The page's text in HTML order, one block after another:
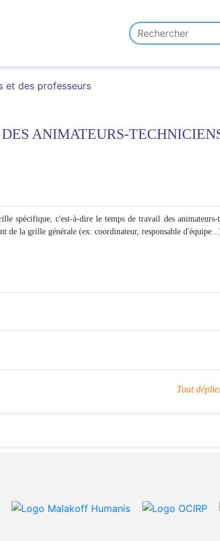
et des professeurs
ANIMATEURS-
spécifique, c'est-à-dire le temps de travail des animateurs-
de la grille générale (ex: coordinateur, responsable
Tout